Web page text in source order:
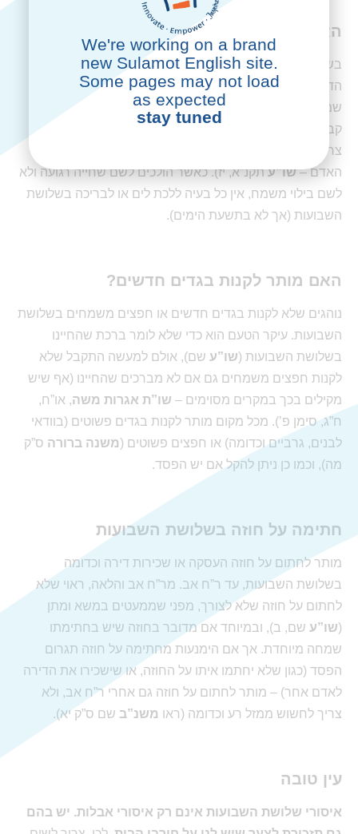
האם מותר ללכת לים?
בשלושת השבועות אין איסור להתרחץ, ואם כן אין איסור מצד
שמחה (ולכן תלוי הדבר האם הולכים לרחצה, או שמא הולכת
קבוצה של חברים לבילוי משמח וכדומה). 2. סכנה (כלומר,
צריך לדאוג שלא יהיה סיכון מיוחד החורג ממצבו הרגיל של
האדם –שו”עתקנ”א, יז). כאשר הולכים לשם שחייה רגועה ולא
לשם בילוי משמח, אין כל בעיה ללכת לים או לבריכה בשלושת
השבועות (אך לא בתשעת הימים).
האם מותר לקנות בגדים חדשים?
נוהגים שלא לקנות בגדים חדשים או חפצים משמחים בשלושת
השבועות. עיקר הטעם הוא כדי שלא לומר ברכת שהחיינו
בשלושת השבועות (שו”ע שם), אולם למעשה התקבל שלא
לקנות חפצים משמחים גם אם לא מברכים שהחיינו (אף שיש
מקילים בכך במקרים מסוימים – שו”ת אגרות משה, או”ח,
ח”ג, סימן פ’). מכל מקום מותר לקנות בגדים פשוטים (בוודאי
לבנים, גרביים וכדומה) או חפצים פשוטים (משנה ברורה ס”ק
מה), וכמו כן ניתן להקל אם יש הפסד.
חתימה על חוזה בשלושת השבועות
מותר לחתום על חוזה העסקה או שכירות דירה וכדומה
בשלושת השבועות, עד ר”ח אב. מר”ח אב והלאה, ראוי שלא
לחתום על חוזה שלא לצורך, מפני שממעטים במשא ומתן
(שו”ע שם, ב), ובמיוחד אם מדובר בחוזה שיש בחתימתו
שמחה מיוחדת. אך אם הימנעות מחתימה על חוזה תגרום
הפסד (כגון שלא יחתמו איתו על החוזה, או שישכירו את הדירה
לאדם אחר) – מותר לחתום על חוזה גם אחרי ר”ח אב, ולא
צריך לחשוש ממזל רע וכדומה (ראו משנ”ב שם ס”ק יא).
עין טובה
איסורי שלושת השבועות אינם רק איסורי אבלות. יש בהם
We're working on a brand
new Sulamot English site.
Some pages may not load
as expected
stay tuned